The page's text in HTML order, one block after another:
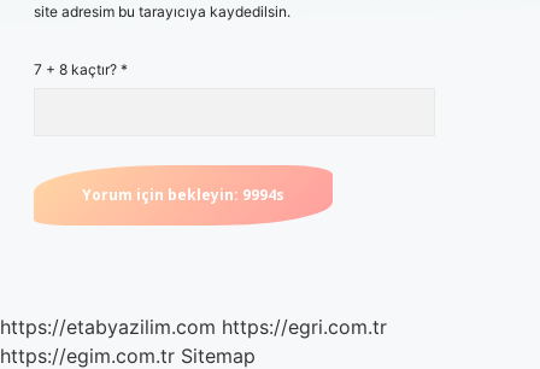
site adresim bu tarayıcıya kaydedilsin.
7 + 8 kaçtır? *
https://etabyazilim.com https://egri.com.tr
https://egim.com.tr Sitemap